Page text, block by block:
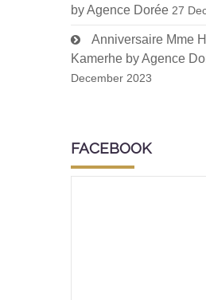
by Agence Dorée 27
Anniversaire Mme
Kamerhe by Agence
December 2023
FACEBOOK